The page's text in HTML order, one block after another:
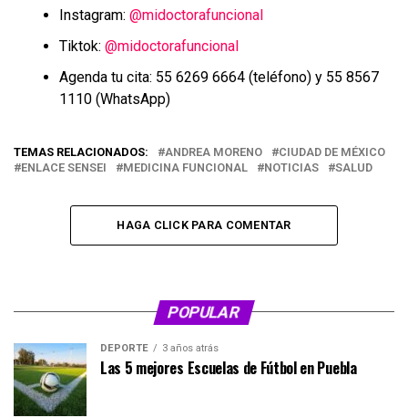
Instagram: @midoctorafuncional
Tiktok: @midoctorafuncional
Agenda tu cita: 55 6269 6664 (teléfono) y 55 8567
1110 (WhatsApp)
TEMAS RELACIONADOS: ANDREA MORENO
CIUDAD DE MÉXICO
ENLACE SENSEI
MEDICINA FUNCIONAL NOTICIAS SALUD
HAGA CLICK PARA COMENTAR
POPULAR
DEPORTE 3 años atrás
Las 5 mejores Escuelas de Fútbol en Puebla